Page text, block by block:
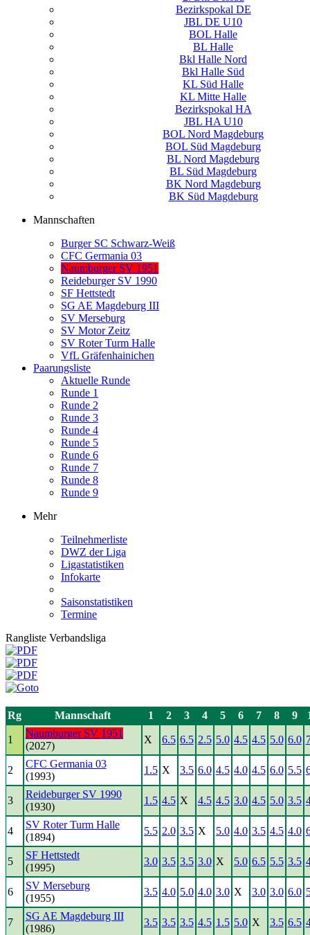
Bezirkspokal DE
JBL DE U10
BOL Halle
BL Halle
Bkl Halle Nord
Bkl Halle Süd
KL Süd Halle
KL Mitte Halle
Bezirkspokal HA
JBL HA U10
BOL Nord Magdeburg
BOL Süd Magdeburg
BL Nord Magdeburg
BL Süd Magdeburg
BK Nord Magdeburg
BK Süd Magdeburg
Mannschaften
Burger SC Schwarz-Weiß
CFC Germania 03
Naumburger SV 1951
Reideburger SV 1990
SF Hettstedt
SG AE Magdeburg III
SV Merseburg
SV Motor Zeitz
SV Roter Turm Halle
VfL Gräfenhainichen
Paarungsliste
Aktuelle Runde
Runde 1
Runde 2
Runde 3
Runde 4
Runde 5
Runde 6
Runde 7
Runde 8
Runde 9
Mehr
Teilnehmerliste
DWZ der Liga
Ligastatistiken
Infokarte
Saisonstatistiken
Termine
Rangliste Verbandsliga
Rg Mannschaft 1 2 3 4 5 6 7 8 9
1
Naumburger SV 1951
(2027)
X 6.5 6.5 2.5 5.0 4.5 4.5 5.0 6.0
2
CFC Germania 03
(1993)
1.5 X 3.5 6.0 4.5 4.0 4.5 6.0 5.5
3
Reideburger SV 1990
(1930)
1.5 4.5 X 4.5 4.5 3.0 4.5 5.0 3.5
4
SV Roter Turm Halle
(1894)
5.5 2.0 3.5 X 5.0 4.0 3.5 4.5 4.0
5
SF Hettstedt
(1995)
3.0 3.5 3.5 3.0 X 5.0 6.5 5.5 3.5
6
SV Merseburg
(1955)
3.5 4.0 5.0 4.0 3.0 X 3.0 3.0 6.0
7
SG AE Magdeburg III
(1986)
3.5 3.5 3.5 4.5 1.5 5.0 X 3.5 6.5